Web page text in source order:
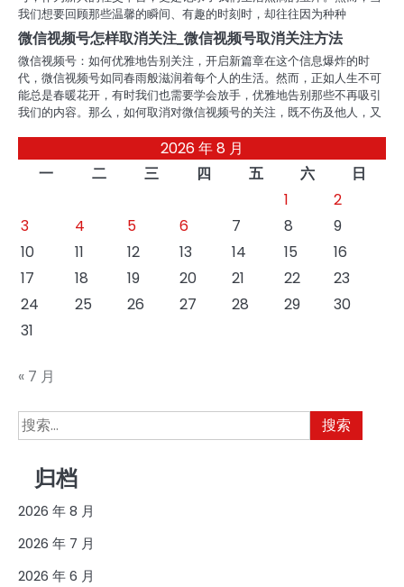
我们想要回顾那些温馨的瞬间、有趣的时刻时，却往往因为种种
微信视频号怎样取消关注_微信视频号取消关注方法
微信视频号：如何优雅地告别关注，开启新篇章在这个信息爆炸的时
代，微信视频号如同春雨般滋润着每个人的生活。然而，正如人生不可
能总是春暖花开，有时我们也需要学会放手，优雅地告别那些不再吸引
我们的内容。那么，如何取消对微信视频号的关注，既不伤及他人，又
2026 年 8 月
一
二 三 四 五 六
日
1
2
3
4 5 6 7 8
9
10
11 12 13 14 15
16
17
18 19 20 21 22
23
24
25 26 27 28 29
30
31
« 7 月
搜
索：
归档
2026 年 8 月
2026 年 7 月
2026 年 6 月